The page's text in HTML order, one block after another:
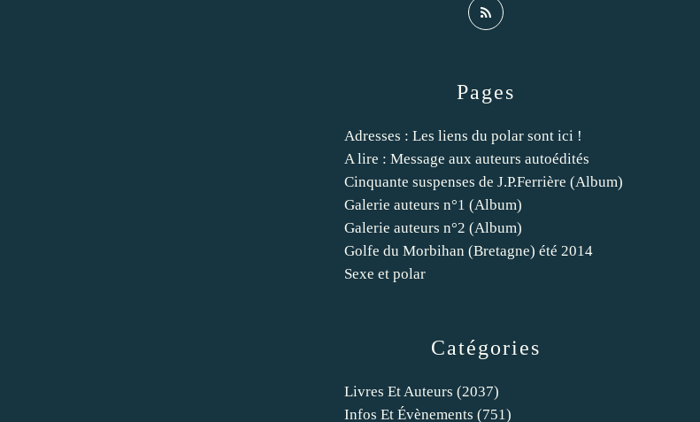
Catégories
Livres Et Auteurs (2037)
Infos Et Évènements (751)
Pages
Adresses : Les liens du polar sont ici !
A lire : Message aux auteurs autoédités
Cinquante suspenses de J.P.Ferrière (Album)
Galerie auteurs n°1 (Album)
Galerie auteurs n°2 (Album)
Golfe du Morbihan (Bretagne) été 2014
Sexe et polar